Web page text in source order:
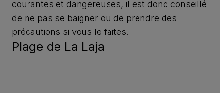
courantes et dangereuses, il est donc conseillé
de ne pas se baigner ou de prendre des
précautions si vous le faites.
Plage de La Laja